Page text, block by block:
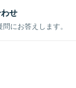
せ
にお答えします。